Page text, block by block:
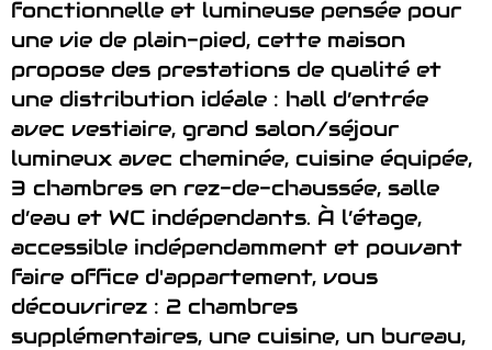
fonctionnelle et lumineuse pensée pour
une vie de plain-pied, cette maison
propose des prestations de qualité et
une distribution idéale : hall d’entrée
avec vestiaire, grand salon/séjour
lumineux avec cheminée, cuisine équipée,
3 chambres en rez-de-chaussée, salle
d’eau et WC indépendants. À l’étage,
accessible indépendamment et pouvant
faire office d'appartement, vous
découvrirez : 2 chambres
supplémentaires, une cuisine, un bureau,